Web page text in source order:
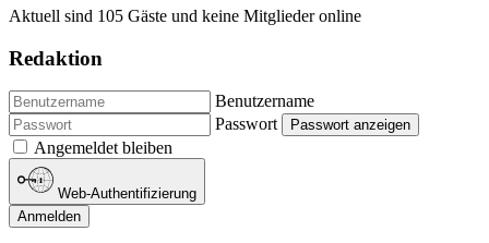
Aktuell sind 105 Gäste und keine Mitglieder online
Redaktion
Benutzername
Passwort
Passwort anzeigen
Angemeldet bleiben
Web-Authentifizierung
Anmelden